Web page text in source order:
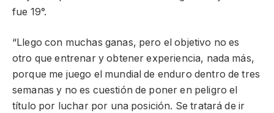
fue 19°.
“Llego con muchas ganas, pero el objetivo no es
otro que entrenar y obtener experiencia, nada más,
porque me juego el mundial de enduro dentro de tres
semanas y no es cuestión de poner en peligro el
título por luchar por una posición. Se tratará de ir